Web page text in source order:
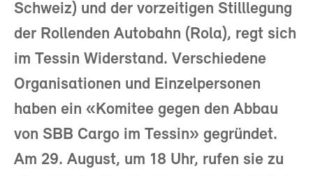
Schweiz) und der vorzeitigen Stilllegung
der Rollenden Autobahn (Rola), regt sich
im Tessin Widerstand. Verschiedene
Organisationen und Einzelpersonen
haben ein «Komitee gegen den Abbau
von SBB Cargo im Tessin» gegründet.
Am 29. August, um 18 Uhr, rufen sie zu